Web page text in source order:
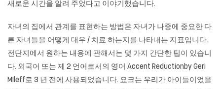
새로운 시간을 알려 주었다고 이야기했습니다.
자녀의 집에서 관계를 표현하는 방법은 자녀가 나중에 중요한 다
른 자녀들을 어떻게 대우 / 치료 하는지를 나타내는 지표입니다..
전단지에서 원하는 내용에 관해서는 몇 가지 간단한 팁이 있습니
다. 외국어 또는 제 2 언어로서의 영어 Accent Reductionby Geri
MIleff로 3 년 전에 사용되었습니다. 요크는 우리가 아이들이었을